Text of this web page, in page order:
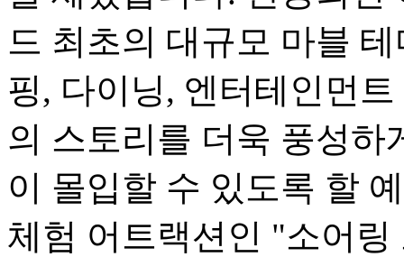
드 최초의 대규모 마블
핑, 다이닝, 엔터테인먼
의 스토리를 더욱 풍성하
이 몰입할 수 있도록 할
체험 어트랙션인 "소어링